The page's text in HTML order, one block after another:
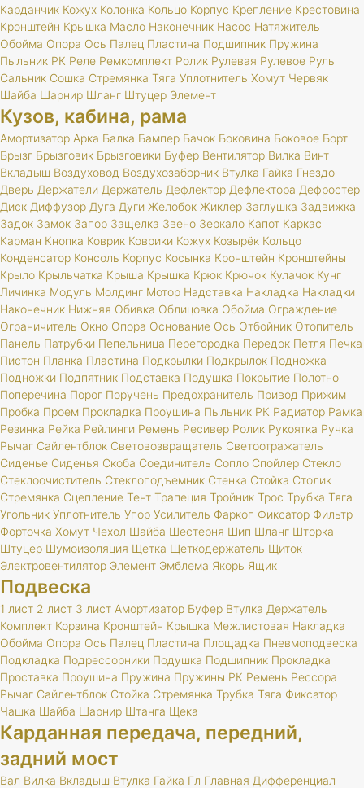
Карданчик Кожух Колонка Кольцо Корпус Крепление Крестовина
Кронштейн Крышка Масло Наконечник Насос Натяжитель
Обойма Опора Ось Палец Пластина Подшипник Пружина
Пыльник РК Реле Ремкомплект Ролик Рулевая Рулевое Руль
Сальник Сошка Стремянка Тяга Уплотнитель Хомут Червяк
Шайба Шарнир Шланг Штуцер Элемент
Кузов, кабина, рама
Амортизатор Арка Балка Бампер Бачок Боковина Боковое Борт
Брызг Брызговик Брызговики Буфер Вентилятор Вилка Винт
Вкладыш Воздуховод Воздухозаборник Втулка Гайка Гнездо
Дверь Держатели Держатель Дефлектор Дефлектора Дефростер
Диск Диффузор Дуга Дуги Желобок Жиклер Заглушка Задвижка
Задок Замок Запор Защелка Звено Зеркало Капот Каркас
Карман Кнопка Коврик Коврики Кожух Козырёк Кольцо
Конденсатор Консоль Корпус Косынка Кронштейн Кронштейны
Крыло Крыльчатка Крыша Крышка Крюк Крючок Кулачок Кунг
Личинка Модуль Молдинг Мотор Надставка Накладка Накладки
Наконечник Нижняя Обивка Облицовка Обойма Ограждение
Ограничитель Окно Опора Основание Ось Отбойник Отопитель
Панель Патрубки Пепельница Перегородка Передок Петля Печка
Пистон Планка Пластина Подкрылки Подкрылок Подножка
Подножки Подпятник Подставка Подушка Покрытие Полотно
Поперечина Порог Поручень Предохранитель Привод Прижим
Пробка Проем Прокладка Проушина Пыльник РК Радиатор Рамка
Резинка Рейка Рейлинги Ремень Ресивер Ролик Рукоятка Ручка
Рычаг Сайлентблок Световозвращатель Светоотражатель
Сиденье Сиденья Скоба Соединитель Сопло Спойлер Стекло
Стеклоочиститель Стеклоподъемник Стенка Стойка Столик
Стремянка Сцепление Тент Трапеция Тройник Трос Трубка Тяга
Угольник Уплотнитель Упор Усилитель Фаркоп Фиксатор Фильтр
Форточка Хомут Чехол Шайба Шестерня Шип Шланг Шторка
Штуцер Шумоизоляция Щетка Щеткодержатель Щиток
Электровентилятор Элемент Эмблема Якорь Ящик
Подвеска
1 лист 2 лист 3 лист Амортизатор Буфер Втулка Держатель
Комплект Корзина Кронштейн Крышка Межлистовая Накладка
Обойма Опора Ось Палец Пластина Площадка Пневмоподвеска
Подкладка Подрессорники Подушка Подшипник Прокладка
Проставка Проушина Пружина Пружины РК Ремень Рессора
Рычаг Сайлентблок Стойка Стремянка Трубка Тяга Фиксатор
Чашка Шайба Шарнир Штанга Щека
Карданная передача, передний,
задний мост
Вал Вилка Вкладыш Втулка Гайка Гл Главная Дифференциал